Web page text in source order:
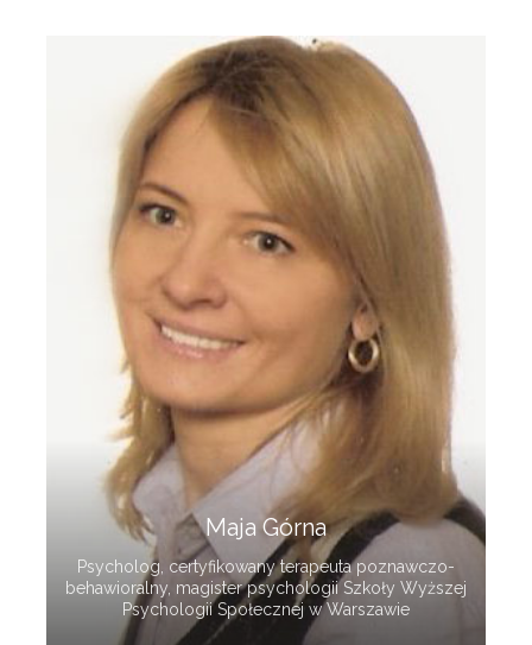
Maja Górna
Psycholog, certyfikowany terapeuta poznawczo-
behawioralny, magister psychologii Szkoły Wyższej
Psychologii Społecznej w Warszawie